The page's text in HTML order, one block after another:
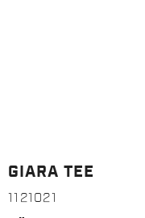
GIARA TEE
1121021